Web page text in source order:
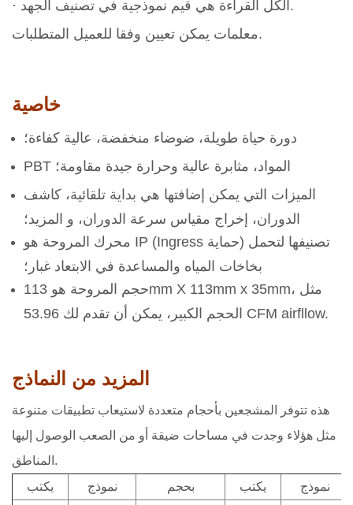
· الكل القراءة هي قيم نموذجية في تصنيف الجهد.
معلمات يمكن تعيين وفقا للعميل المتطلبات.
خاصية
دورة حياة طويلة، ضوضاء منخفضة، عالية كفاءة؛
PBT المواد، مثابرة عالية وحرارة جيدة مقاومة؛
الميزات التي يمكن إضافتها هي بداية تلقائية، كاشف
الدوران، إخراج مقياس سرعة الدوران، و المزيد؛
محرك المروحة هو IP (Ingress حماية) تصنيفها لتحمل
بخاخات المياه والمساعدة في الابتعاد غبار؛
حجم المروحة هو 113mm X 113mm x 35mm، مثل
الحجم الكبير، يمكن أن تقدم لك 53.96 CFM airfllow.
المزيد من النماذج
هذه تتوفر المشجعين بأحجام متعددة لاستيعاب تطبيقات متنوعة
مثل هؤلاء وجدت في مساحات ضيقة أو من الصعب الوصول إليها
المناطق.
يكتب
نموذج بحجم يكتب نموذج